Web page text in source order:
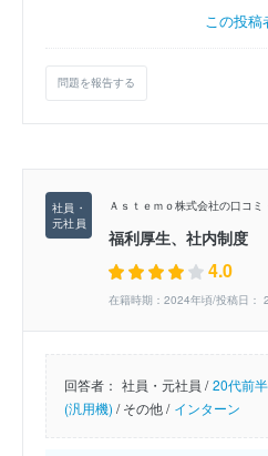
この投
問題を報告する
Ａｓｔｅｍｏ株式会社の口コミ
福利厚生、社内制度
4.0
在籍時期：2024年頃/投稿日：
回答者： 社員・元社員 / 20代前半
(汎用機) /その他 / インターン